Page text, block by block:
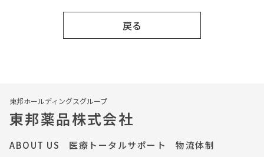
ー
ジ
ー
ジ
戻る
東邦ホールディングスグループ
東邦薬品株式会社
ABOUT US 医療トータルサポート
物流体制